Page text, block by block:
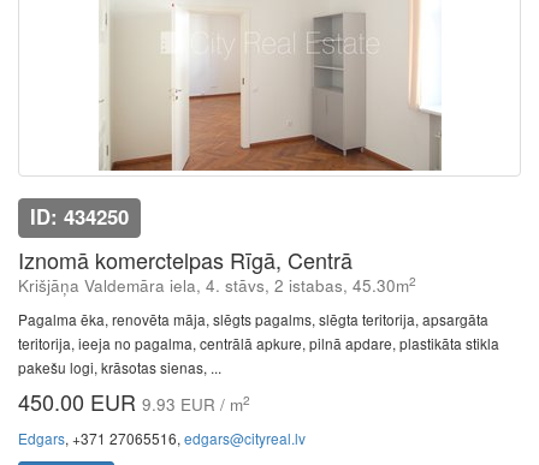
ID: 434250
Iznomā komerctelpas Rīgā, Centrā
Krišjāņa Valdemāra iela, 4. stāvs, 2 istabas, 45.30m2
Pagalma ēka, renovēta māja, slēgts pagalms, slēgta teritorija, apsargāta
teritorija, ieeja no pagalma, centrālā apkure, pilnā apdare, plastikāta stikla
pakešu logi, krāsotas sienas, ...
450.00 EUR 9.93 EUR / m2
Edgars, +371 27065516, edgars@cityreal.lv